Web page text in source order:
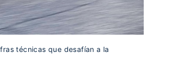
técnicas que desafían a la